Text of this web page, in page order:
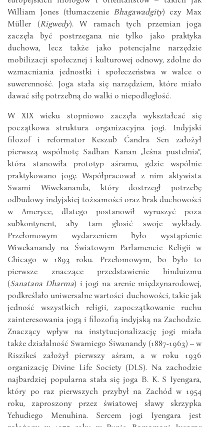
William Jones (tłumaczenie Bhagawadgity) czy Max
Müller (Rigwedy). W ramach tych przemian joga
zaczęła być postrzegana nie tylko jako praktyka
duchowa, lecz także jako potencjalne narzędzie
mobilizacji społecznej i kulturowej odnowy, zdolne do
wzmacniania jednostki i społeczeństwa w walce o
suwerenność. Joga stała się narzędziem, które miało
dawać siłę potrzebną do walki o niepodległość.
W XIX wieku stopniowo zaczęła wykształcać się
początkowa struktura organizacyjna jogi. Indyjski
filozof i reformator Keszub Ćandra Sen założył
pierwszą wspólnotę Sadhan Kanan „leśna pustelnia”,
która stanowiła prototyp aśramu, gdzie wspólnie
praktykowano jogę. Współpracował z nim aktywista
Swami Wiwekananda, który dostrzegł potrzebę
odbudowy indyjskiej tożsamości oraz brak duchowości
w Ameryce, dlatego postanowił wyruszyć poza
subkontynent, aby tam głosić swoje wykłady.
Przełomowym wydarzeniem było wystąpienie
Wiwekanandy na Światowym Parlamencie Religii w
Chicago w 1893 roku. Przełomowym, bo było to
pierwsze znaczące przedstawienie hinduizmu
(Sanatana Dharma) i jogi na arenie międzynarodowej,
podkreślało uniwersalne wartości duchowości, takie jak
jedność wszystkich religii, zapoczątkowanie ruchu
zainteresowania jogą i filozofią indyjską na Zachodzie.
Znaczący wpływ na instytucjonalizację jogi miała
także działalność Swamiego Śiwanandy (1887-1963) – w
Riszikeś założył pierwszy aśram, a w roku 1936
organizację Divine Life Society (DLS). Na zachodzie
najbardziej popularna stała się joga B. K. S Iyengara,
który po raz pierwszych przybył na Zachód w 1954
roku, zaproszony przez światowej sławy skrzypka
Yehudiego Menuhina. Sercem jogi Iyengara jest